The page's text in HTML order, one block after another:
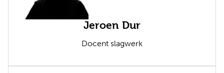
Jeroen Dur
Docent slagwerk